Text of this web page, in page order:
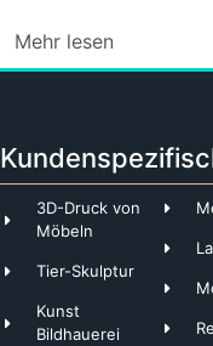
Mehr lesen
3D-Druck von
Möbeln
Tier-Skulptur
Kunst
Bildhauerei